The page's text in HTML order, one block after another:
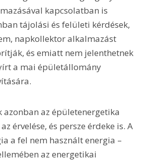
kapcsolatban is
tájolási és felületi kérdések,
napkollektor alkalmazást
és emiatt nem jelenthetnek
a mai épületállomány
azonban az épületenergetika
érvelése, és persze érdeke is. A
a fel nem használt energia –
az energetikai